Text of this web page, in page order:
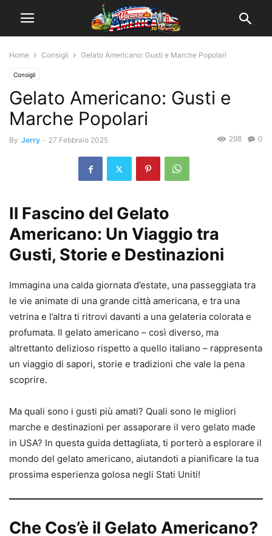
Home Consigli Gelato Americano: Gusti e Marche Popolari
Consigli
Gelato Americano: Gusti e
Marche Popolari
By Jerry - 27 Febbraio 2025 0
298
Il Fascino del Gelato
Americano: Un Viaggio tra
Gusti, Storie e Destinazioni
Immagina una calda giornata d’estate, una passeggiata tra
le vie animate di una grande città americana, e tra una
vetrina e l’altra ti ritrovi davanti a una gelateria colorata e
profumata. Il gelato americano – così diverso, ma
altrettanto delizioso rispetto a quello italiano – rappresenta
un viaggio di sapori, storie e tradizioni che vale la pena
scoprire.
Ma quali sono i gusti più amati? Quali sono le migliori
marche e destinazioni per assaporare il vero gelato made
in USA? In questa guida dettagliata, ti porterò a esplorare il
mondo del gelato americano, aiutandoti a pianificare la tua
prossima esperienza golosa negli Stati Uniti!
Che Cos’è il Gelato Americano?